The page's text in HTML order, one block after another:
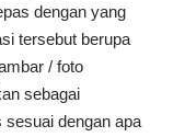
dengan yang
tersebut berupa
/ foto
sebagai
dengan apa